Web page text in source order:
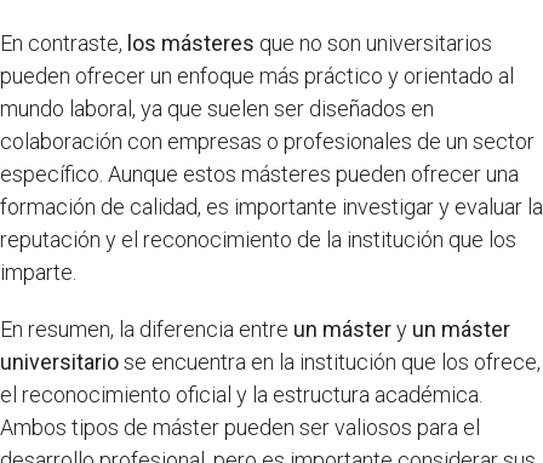
En contraste, los másteres que no son universitarios
pueden ofrecer un enfoque más práctico y orientado al
mundo laboral, ya que suelen ser diseñados en
colaboración con empresas o profesionales de un sector
específico. Aunque estos másteres pueden ofrecer una
formación de calidad, es importante investigar y evaluar la
reputación y el reconocimiento de la institución que los
imparte.
En resumen, la diferencia entre un mástery un máster
universitariose encuentra en la institución que los ofrece,
el reconocimiento oficial y la estructura académica.
Ambos tipos de máster pueden ser valiosos para el